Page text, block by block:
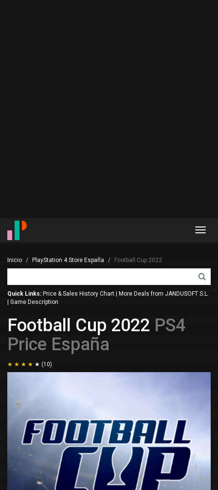
Inicio PlayStation 4 Store España Football Cup 2022
Quick Links: Price & Sales History Chart
More Deals from JANDUSOFT S.L.
Game Description
Football Cup 2022 PS4
Price España
(10)